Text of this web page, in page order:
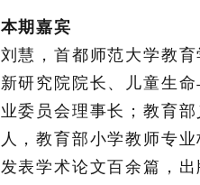
本期嘉宾
刘慧，首都师范大学教
新研究院院长、儿童生
业委员会理事长；教育
人，教育部小学教师专
发表学术论文百余篇，